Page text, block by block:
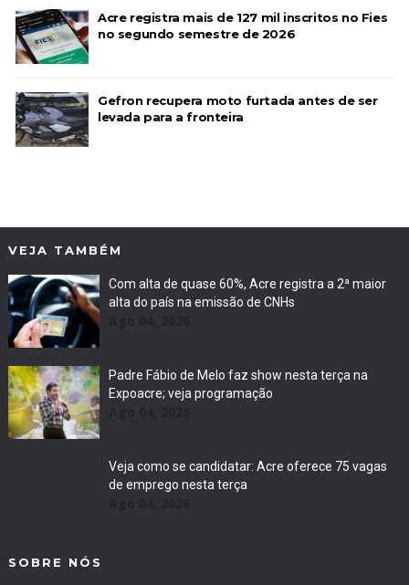
Acre registra mais de 127 mil inscritos no Fies
no segundo semestre de 2026
Gefron recupera moto furtada antes de ser
levada para a fronteira
VEJA TAMBÉM
Com alta de quase 60%, Acre registra a 2ª maior
alta do país na emissão de CNHs
Padre Fábio de Melo faz show nesta terça na
Expoacre; veja programação
Veja como se candidatar: Acre oferece 75 vagas
de emprego nesta terça
SOBRE NÓS